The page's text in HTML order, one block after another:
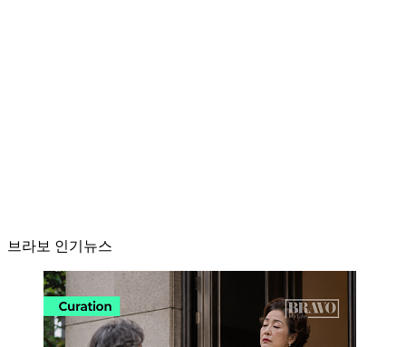
브라보 인기뉴스